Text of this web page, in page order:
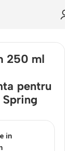
250 ml
pentru
in